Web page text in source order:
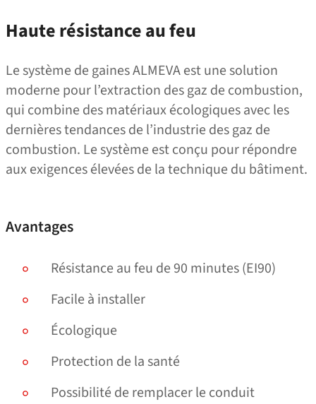
Haute résistance au feu
Le système de gaines ALMEVA est une solution
moderne pour l’extraction des gaz de combustion,
qui combine des matériaux écologiques avec les
dernières tendances de l’industrie des gaz de
combustion. Le système est conçu pour répondre
aux exigences élevées de la technique du bâtiment.
Avantages
Résistance au feu de 90 minutes (EI90)
Facile à installer
Écologique
Protection de la santé
Possibilité de remplacer le conduit